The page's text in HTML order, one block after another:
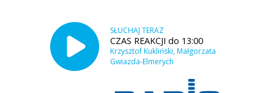
SŁUCHAJ TERAZ
CZAS REAKCJI do 13:00
Krzysztof Kukliński, Małgorzata
Gwiazda-Elmerych